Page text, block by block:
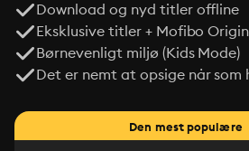
Download og nyd titler offline
Eksklusive titler + Mofibo
Børnevenligt miljø (Kids Mode)
Det er nemt at opsige når som
Den mest populære